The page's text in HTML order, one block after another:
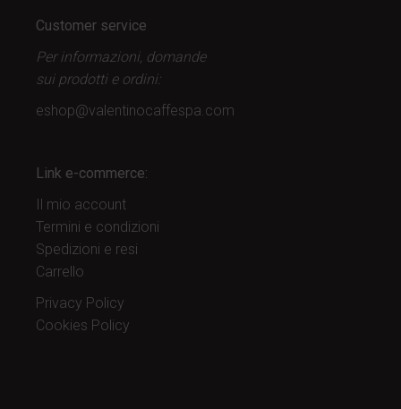
Customer service
Per informazioni, domande
sui prodotti e ordini:
eshop@valentinocaffespa.com
Link e-commerce:
Il mio account
Termini e condizioni
Spedizioni e resi
Carrello
Privacy Policy
Cookies Policy